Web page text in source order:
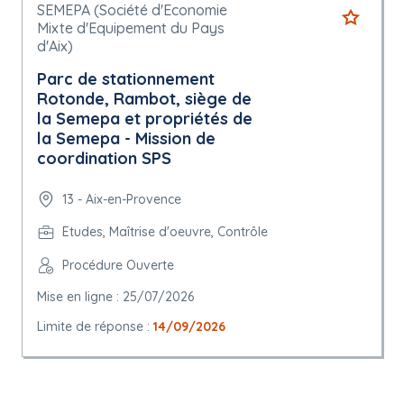
SEMEPA (Société d'Economie
Mixte d'Equipement du Pays
d'Aix)
Parc de stationnement
Rotonde, Rambot, siège de
la Semepa et propriétés de
la Semepa - Mission de
coordination SPS
13 - Aix-en-Provence
Etudes, Maîtrise d'oeuvre, Contrôle
Procédure Ouverte
Mise en ligne : 25/07/2026
Limite de réponse : 14/09/2026